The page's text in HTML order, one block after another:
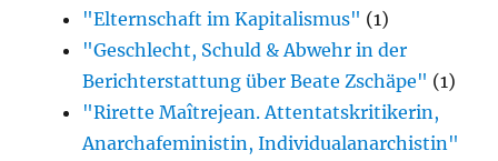
"Elternschaft im Kapitalismus" (1)
"Geschlecht, Schuld & Abwehr in der
Berichterstattung über Beate Zschäpe" (1)
"Rirette Maîtrejean. Attentatskritikerin,
Anarcha­feministin, Individualanarchistin"